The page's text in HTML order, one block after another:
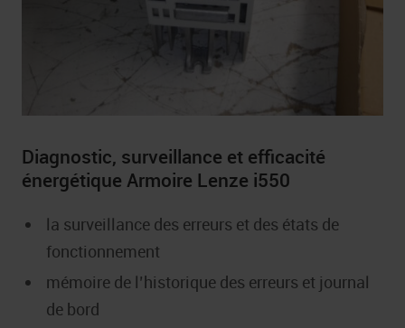
Diagnostic, surveillance et efficacité
énergétique Armoire Lenze i550
la surveillance des erreurs et des états de
fonctionnement
mémoire de l’historique des erreurs et journal
de bord